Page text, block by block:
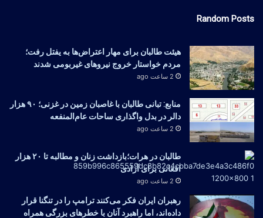
Random Posts
هیئت طالبان برای مهار اعتراض‌ها به یفتل رفت؛
مردم خواستار خروج نیروهای غیربومی شدند
2 ساعت ago
منابع: تبانی طالبان با غاصبان زمین در غزنی؛ ۹۰ هزار
دالر در بدل واگذاری ساحات عام‌المنفعه
2 ساعت ago
طالبان در هرات؛بازداشت زنان و مطالبه تا ۲۰ هزار
افغانی برای آزادی
2 ساعت ago
رهبران ایران فکر می‌کنند ترامپ را در تنگنا قرار
داده‌اند، اما راهبرد آنان با خطرهای بزرگی همراه